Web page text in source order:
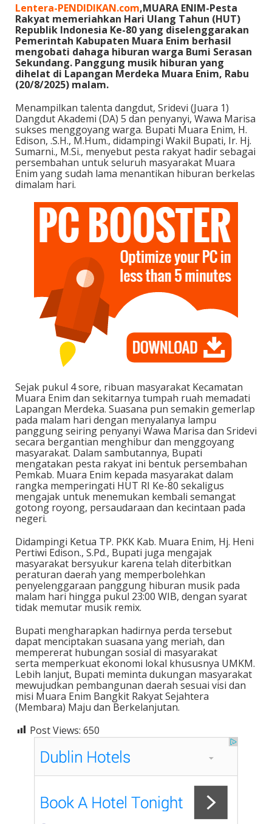
Lentera-PENDIDIKAN.com,MUARA ENIM-Pesta
Rakyat memeriahkan Hari Ulang Tahun (HUT)
Republik Indonesia Ke-80 yang diselenggarakan
Pemerintah Kabupaten Muara Enim berhasil
mengobati dahaga hiburan warga Bumi Serasan
Sekundang. Panggung musik hiburan yang
dihelat di Lapangan Merdeka Muara Enim, Rabu
(20/8/2025) malam.
Menampilkan talenta dangdut, Sridevi (Juara 1)
Dangdut Akademi (DA) 5 dan penyanyi, Wawa Marisa
sukses menggoyang warga. Bupati Muara Enim, H.
Edison, .S.H., M.Hum., didampingi Wakil Bupati, Ir. Hj.
Sumarni., M.Si., menyebut pesta rakyat hadir sebagai
persembahan untuk seluruh masyarakat Muara
Enim yang sudah lama menantikan hiburan berkelas
dimalam hari.
Sejak pukul 4 sore, ribuan masyarakat Kecamatan
Muara Enim dan sekitarnya tumpah ruah memadati
Lapangan Merdeka. Suasana pun semakin gemerlap
pada malam hari dengan menyalanya lampu
panggung seiring penyanyi Wawa Marisa dan Sridevi
secara bergantian menghibur dan menggoyang
masyarakat. Dalam sambutannya, Bupati
mengatakan pesta rakyat ini bentuk persembahan
Pemkab. Muara Enim kepada masyarakat dalam
rangka memperingati HUT RI Ke-80 sekaligus
mengajak untuk menemukan kembali semangat
gotong royong, persaudaraan dan kecintaan pada
negeri.
Didampingi Ketua TP. PKK Kab. Muara Enim, Hj. Heni
Pertiwi Edison., S.Pd., Bupati juga mengajak
masyarakat bersyukur karena telah diterbitkan
peraturan daerah yang memperbolehkan
penyelenggaraan panggung hiburan musik pada
malam hari hingga pukul 23:00 WIB, dengan syarat
tidak memutar musik remix.
Bupati mengharapkan hadirnya perda tersebut
dapat menciptakan suasana yang meriah, dan
mempererat hubungan sosial di masyarakat
serta memperkuat ekonomi lokal khususnya UMKM.
Lebih lanjut, Bupati meminta dukungan masyarakat
mewujudkan pembangunan daerah sesuai visi dan
misi Muara Enim Bangkit Rakyat Sejahtera
(Membara) Maju dan Berkelanjutan.
Post Views: 650